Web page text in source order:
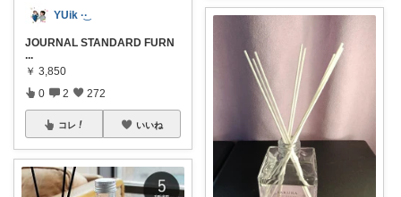
YUik ·͜· ︎︎
JOURNAL STANDARD FURN
...
￥ 3,850
0 2 272
コレ いいね